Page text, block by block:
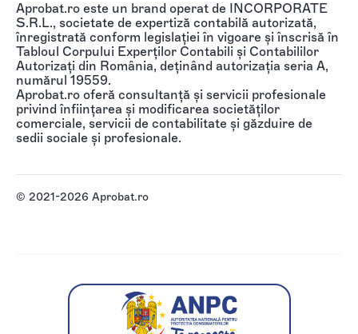
Aprobat.ro este un brand operat de INCORPORATE
S.R.L., societate de expertiză contabilă autorizată,
înregistrată conform legislației în vigoare și înscrisă în
Tabloul Corpului Experților Contabili și Contabililor
Autorizați din România, deținând autorizația seria A,
numărul 19559.
Aprobat.ro oferă consultanță și servicii profesionale
privind înființarea și modificarea societăților
comerciale, servicii de contabilitate și găzduire de
sedii sociale și profesionale.
© 2021-2026 Aprobat.ro